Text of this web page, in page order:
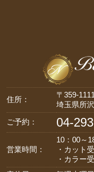
住所：
〒359-1111
埼玉県所
ご予約：
04-
営業時間：
10：00～
・カット
・カラー